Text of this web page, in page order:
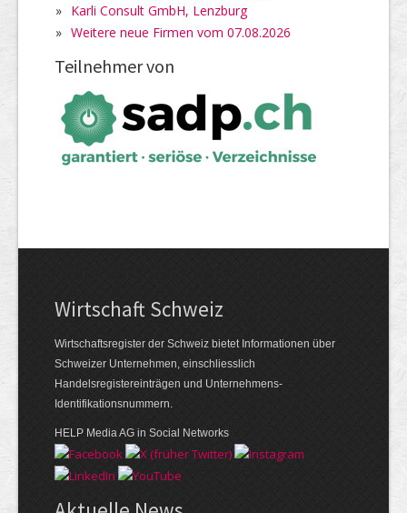
» Karli Consult GmbH, Lenzburg
» Weitere neue Firmen vom 07.08.2026
Teilnehmer von
Wirtschaft Schweiz
Wirtschaftsregister der Schweiz bietet Informationen über
Schweizer Unternehmen, einschliesslich
Handelsregistereinträgen und Unternehmens-
Identifikationsnummern.
HELP Media AG in Social Networks